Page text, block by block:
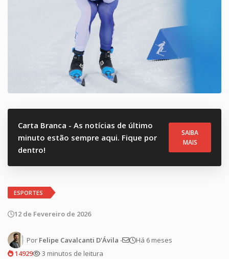
Carta Branca - As notícias de último
minuto estão sempre aqui. Fique por
dentro!
SAIBA
MAIS
ESPORTES
12 de Fevereiro de 2026
Por Felipe Cavalcanti D'Ávila -
Há 6 meses
14929
3 minutos de leitura